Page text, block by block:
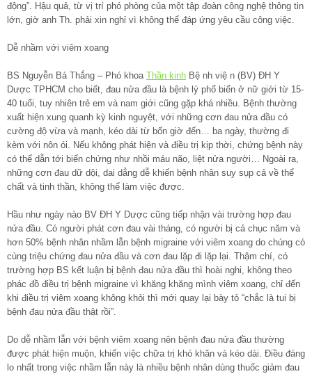
động”. Hậu quả, từ vị trí phó phòng của một tập đoàn công nghệ thông tin
lớn, giờ anh Th. phải xin nghỉ vì không thể đáp ứng yêu cầu công việc.
Dễ nhầm với viêm xoang
BS Nguyễn Bá Thắng – Phó khoa Thần kinh Bệ nh việ n (BV) ĐH Y
Dược TPHCM cho biết, đau nửa đầu là bệnh lý phổ biến ở nữ giới từ 15-
40 tuổi, tuy nhiên trẻ em và nam giới cũng gặp khá nhiều. Bệnh thường
xuất hiện xung quanh kỳ kinh nguyệt, với những cơn đau nửa đầu có
cường độ vừa và mạnh, kéo dài từ bốn giờ đến… ba ngày, thường đi
kèm với nôn ói. Nếu không phát hiện và điều trị kịp thời, chứng bệnh này
có thể dẫn tới biến chứng như nhồi máu não, liệt nửa người… Ngoài ra,
những cơn đau dữ dội, dai dẳng dễ khiến bệnh nhân suy sụp cả về thể
chất và tinh thần, không thể làm việc được.
Hầu như ngày nào BV ĐH Y Dược cũng tiếp nhận vài trường hợp đau
nửa đầu. Có người phát cơn đau vài tháng, có người bị cả chục năm và
hơn 50% bệnh nhân nhầm lẫn bệnh migraine với viêm xoang do chúng có
cùng triệu chứng đau nửa đầu và cơn đau lặp đi lặp lại. Thậm chí, có
trường hợp BS kết luận bị bệnh đau nửa đầu thì hoài nghi, không theo
phác đồ điều trị bệnh migraine vì khăng khăng mình viêm xoang, chỉ đến
khi điều trị viêm xoang không khỏi thì mới quay lại bày tỏ “chắc là tui bị
bệnh đau nửa đầu thật rồi”.
Do dễ nhầm lẫn với bệnh viêm xoang nên bệnh đau nửa đầu thường
được phát hiện muộn, khiến việc chữa trị khó khăn và kéo dài. Điều đáng
lo nhất trong việc nhầm lẫn này là nhiều bệnh nhân dùng thuốc giảm đau